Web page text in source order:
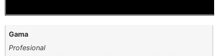
Gama
Profesional